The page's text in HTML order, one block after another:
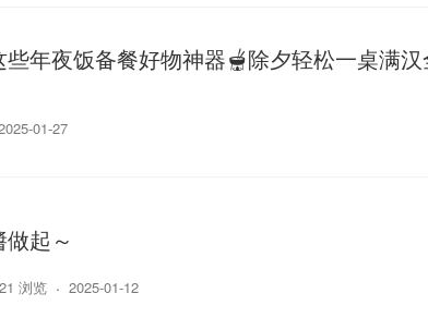
年夜饭备餐好物神器🫕除夕轻松一桌满
01-27
起～
浏览 2025-01-12